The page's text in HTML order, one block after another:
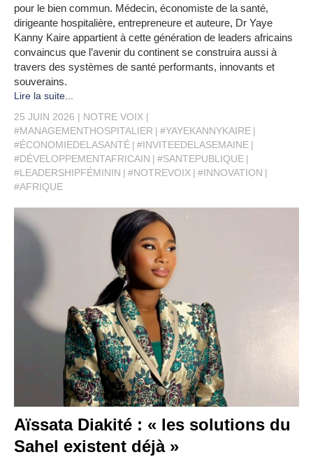
pour le bien commun. Médecin, économiste de la santé,
dirigeante hospitalière, entrepreneure et auteure, Dr Yaye
Kanny Kaire appartient à cette génération de leaders africains
convaincus que l’avenir du continent se construira aussi à
travers des systèmes de santé performants, innovants et
souverains.
Lire la suite...
25 JUIN 2026
NOTRE VOIX
#MANAGEMENTHOSPITALIER
#YAYEKANNYKAIRE
#ÉCONOMIEDELASANTÉ
#INVITEEDELASEMAINE
#DÉVELOPPEMENTAFRICAIN
#SANTEPUBLIQUE
#LEADERSHIPFÉMININ
#NOTREVOIX
#INNOVATION
#AFRIQUE
Aïssata Diakité : « les solutions du
Sahel existent déjà »